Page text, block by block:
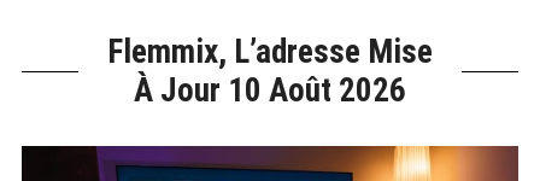
Flemmix, L’adresse Mise
À Jour 10 Août 2026